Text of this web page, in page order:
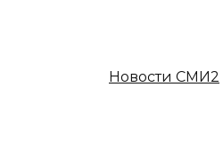
Новости СМИ2